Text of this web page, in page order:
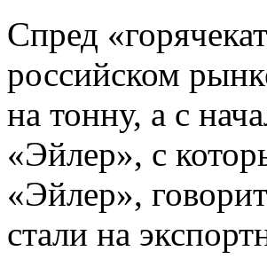
Спред
российском
на тонну, а с
«Эйлер», с
«Эйлер»,
стали на